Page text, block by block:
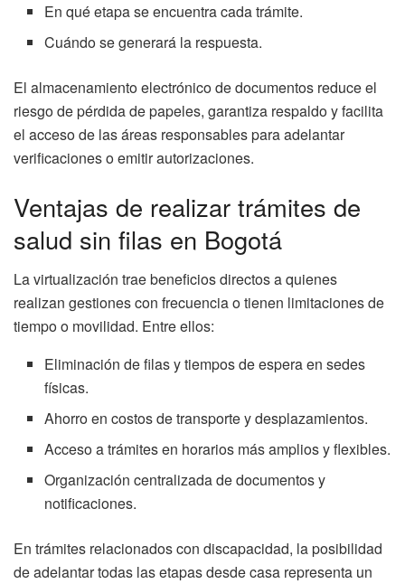
En qué etapa se encuentra cada trámite.
Cuándo se generará la respuesta.
El almacenamiento electrónico de documentos reduce el
riesgo de pérdida de papeles, garantiza respaldo y facilita
el acceso de las áreas responsables para adelantar
verificaciones o emitir autorizaciones.
Ventajas de realizar trámites de
salud sin filas en Bogotá
La virtualización trae beneficios directos a quienes
realizan gestiones con frecuencia o tienen limitaciones de
tiempo o movilidad. Entre ellos:
Eliminación de filas y tiempos de espera en sedes
físicas.
Ahorro en costos de transporte y desplazamientos.
Acceso a trámites en horarios más amplios y flexibles.
Organización centralizada de documentos y
notificaciones.
En trámites relacionados con discapacidad, la posibilidad
de adelantar todas las etapas desde casa representa un